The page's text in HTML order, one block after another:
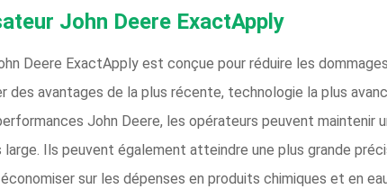
John Deere ExactApply
Deere ExactApply est conçue pour réduire les
avantages de la plus récente, technologie la plus
John Deere, les opérateurs peuvent
Ils peuvent également atteindre une plus grande
sur les dépenses en produits chimiques et en